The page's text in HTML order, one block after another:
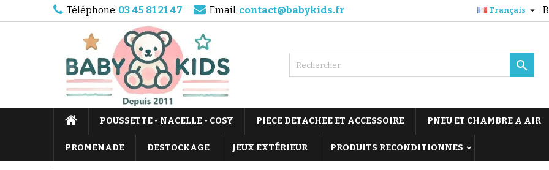
Téléphone: 03 45 81 21 47 Email: contact@babykids.fr Français 

POUSSETTE - NACELLE - COSY PIECE DETACHEE ET ACCESSOIRE PNEU ET CHAMBRE A AIR
PROMENADE DESTOCKAGE JEUX EXTÉRIEUR PRODUITS RECONDITIONNES